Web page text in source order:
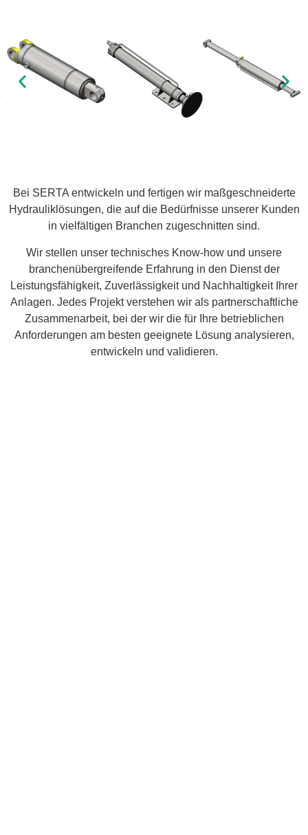
Bei SERTA entwickeln und fertigen wir maßgeschneiderte
Hydrauliklösungen, die auf die Bedürfnisse unserer Kunden
in vielfältigen Branchen zugeschnitten sind.
Wir stellen unser technisches Know-how und unsere
branchenübergreifende Erfahrung in den Dienst der
Leistungsfähigkeit, Zuverlässigkeit und Nachhaltigkeit Ihrer
Anlagen. Jedes Projekt verstehen wir als partnerschaftliche
Zusammenarbeit, bei der wir die für Ihre betrieblichen
Anforderungen am besten geeignete Lösung analysieren,
entwickeln und validieren.